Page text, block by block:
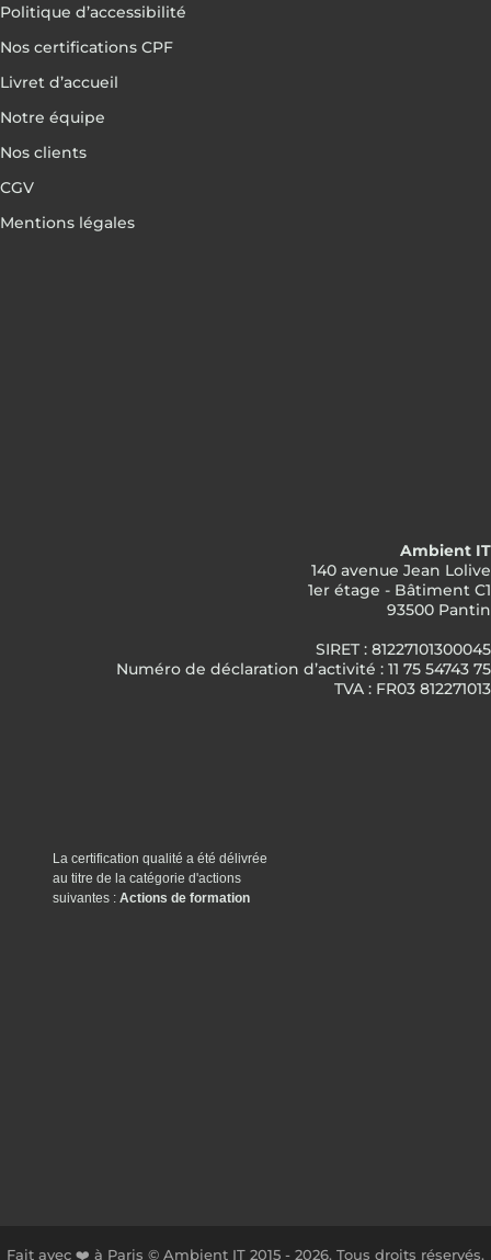
Politique d’accessibilité
Nos certifications CPF
Livret d’accueil
Notre équipe
Nos clients
CGV
Mentions légales
Ambient IT
140 avenue Jean Lolive
1er étage - Bâtiment C1
93500 Pantin
SIRET : 81227101300045
Numéro de déclaration d’activité : 11 75 54743 75
TVA : FR03 812271013
La certification qualité a été délivrée
au titre de la catégorie d'actions
suivantes : Actions de formation
Fait avec ❤️ à Paris © Ambient IT 2015 - 2026. Tous droits réservés.